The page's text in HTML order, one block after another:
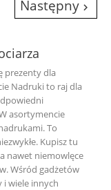
Następny 
prezenty dla
Nadruki to raj dla
asortymencie
To
Kupisz tu
nawet niemowlęce
Wśród gadżetów
i wiele innych